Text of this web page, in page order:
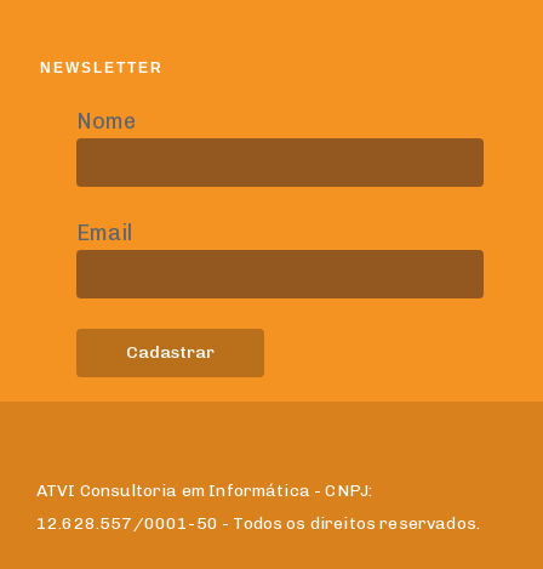
NEWSLETTER
Nome
Email
ATVI Consultoria em Informática - CNPJ:
12.628.557/0001-50 - Todos os direitos reservados.